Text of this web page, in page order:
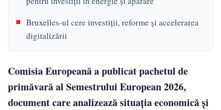
Bruxelles-ul cere investiții, reforme și accelerarea
digitalizării
Comisia Europeană a publicat pachetul de
primăvară al Semestrului European 2026,
document care analizează situația economică și